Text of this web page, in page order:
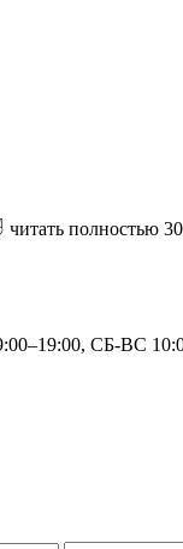
читать полностью
СБ-ВС